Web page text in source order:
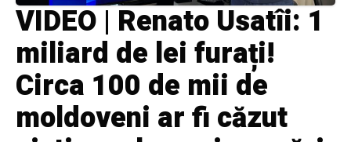
VIDEO | Renato Usatîi: 1
miliard de lei furați!
Circa 100 de mii de
moldoveni ar fi căzut